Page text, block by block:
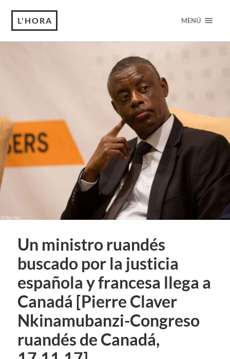
L'HORA MENÚ
Un ministro ruandés
buscado por la justicia
española y francesa llega a
Canadá [Pierre Claver
Nkinamubanzi-Congreso
ruandés de Canadá,